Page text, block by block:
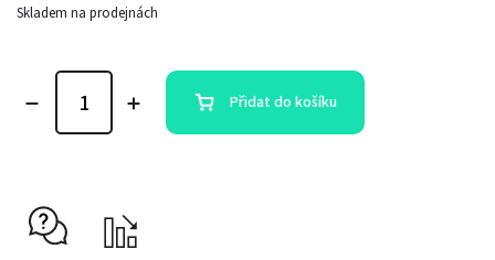
Skladem na prodejnách
Přidat do košíku